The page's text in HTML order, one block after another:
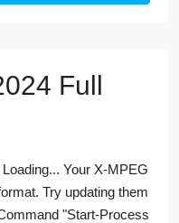
Full
Your X-MPEG
Try updating them
"Start-Process